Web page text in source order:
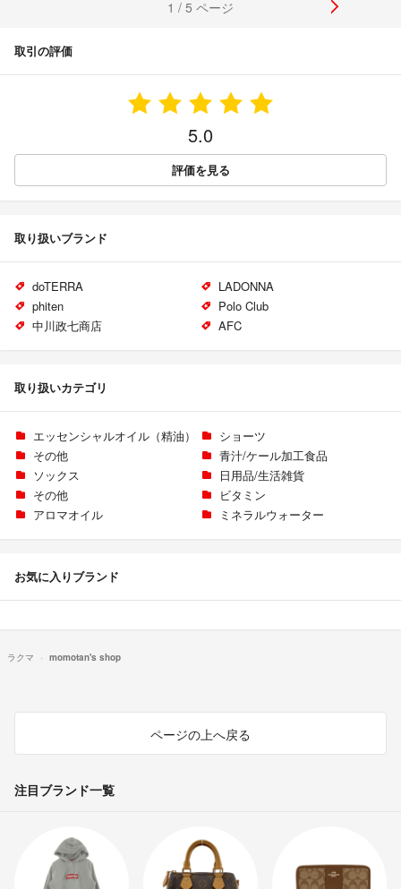
1 / 5 ページ
取引の評価
5.0
評価を見る
取り扱いブランド
doTERRA
LADONNA
phiten
Polo Club
中川政七商店
AFC
取り扱いカテゴリ
エッセンシャルオイル（精油）
ショーツ
その他
青汁/ケール加工食品
ソックス
日用品/生活雑貨
その他
ビタミン
アロマオイル
ミネラルウォーター
お気に入りブランド
ラクマ momotan's shop
ページの上へ戻る
注目ブランド一覧